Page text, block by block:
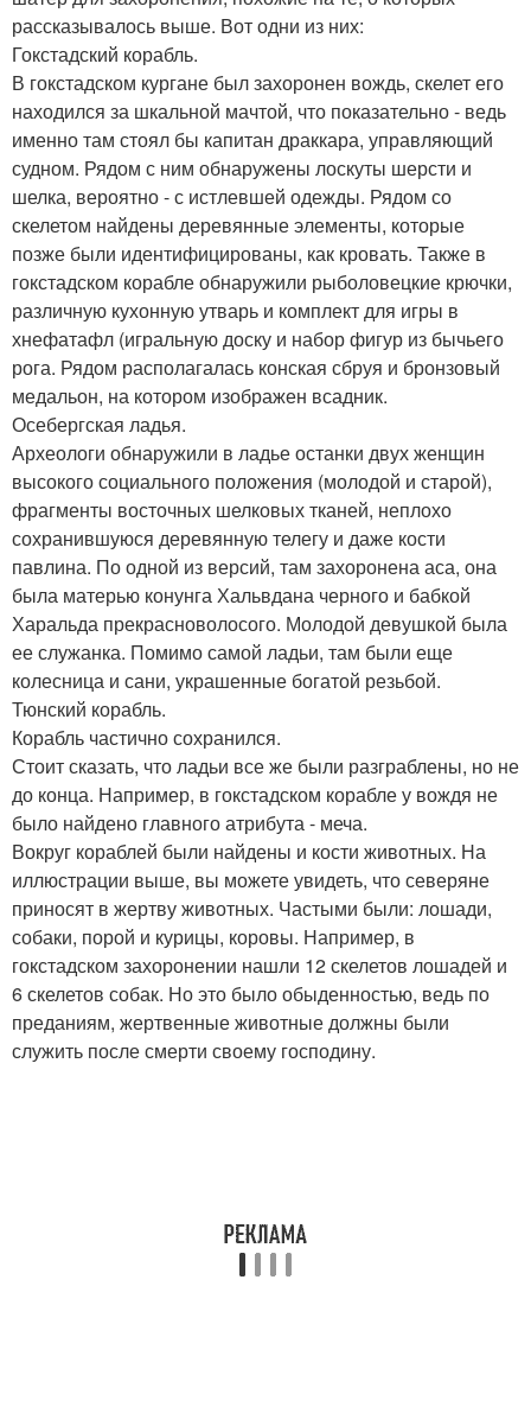
рассказывалось выше. Вот одни из них:
Гокстадский корабль.
В гокстадском кургане был захоронен вождь, скелет его
находился за шкальной мачтой, что показательно - ведь
именно там стоял бы капитан драккара, управляющий
судном. Рядом с ним обнаружены лоскуты шерсти и
шелка, вероятно - с истлевшей одежды. Рядом со
скелетом найдены деревянные элементы, которые
позже были идентифицированы, как кровать. Также в
гокстадском корабле обнаружили рыболовецкие крючки,
различную кухонную утварь и комплект для игры в
хнефатафл (игральную доску и набор фигур из бычьего
рога. Рядом располагалась конская сбруя и бронзовый
медальон, на котором изображен всадник.
Осебергская ладья.
Археологи обнаружили в ладье останки двух женщин
высокого социального положения (молодой и старой),
фрагменты восточных шелковых тканей, неплохо
сохранившуюся деревянную телегу и даже кости
павлина. По одной из версий, там захоронена аса, она
была матерью конунга Хальвдана черного и бабкой
Харальда прекрасноволосого. Молодой девушкой была
ее служанка. Помимо самой ладьи, там были еще
колесница и сани, украшенные богатой резьбой.
Тюнский корабль.
Корабль частично сохранился.
Стоит сказать, что ладьи все же были разграблены, но не
до конца. Например, в гокстадском корабле у вождя не
было найдено главного атрибута - меча.
Вокруг кораблей были найдены и кости животных. На
иллюстрации выше, вы можете увидеть, что северяне
приносят в жертву животных. Частыми были: лошади,
собаки, порой и курицы, коровы. Например, в
гокстадском захоронении нашли 12 скелетов лошадей и
6 скелетов собак. Но это было обыденностью, ведь по
преданиям, жертвенные животные должны были
служить после смерти своему господину.